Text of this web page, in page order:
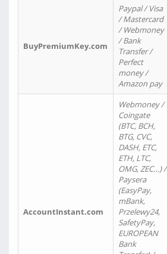
BuyPremiumKey.com
Paypal / Visa
/ Mastercard
/ Webmoney
/ Bank
Transfer /
Perfect
money /
Amazon pay
AccountInstant.com
Webmoney /
Coingate
(BTC, BCH,
BTG, CVC,
DASH, ETC,
ETH, LTC,
OMG, ZEC…) /
Paysera
(EasyPay,
mBank,
Przelewy24,
SafetyPay,
EUROPEAN
Bank